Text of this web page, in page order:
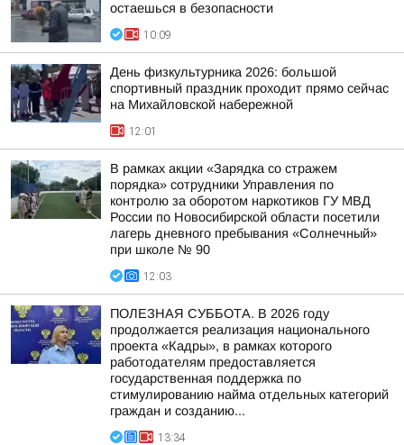
остаешься в безопасности
10:09
День физкультурника 2026: большой
спортивный праздник проходит прямо сейчас
на Михайловской набережной
12:01
В рамках акции «Зарядка со стражем
порядка» сотрудники Управления по
контролю за оборотом наркотиков ГУ МВД
России по Новосибирской области посетили
лагерь дневного пребывания «Солнечный»
при школе № 90
12:03
ПОЛЕЗНАЯ СУББОТА. В 2026 году
продолжается реализация национального
проекта «Кадры», в рамках которого
работодателям предоставляется
государственная поддержка по
стимулированию найма отдельных категорий
граждан и созданию...
13:34